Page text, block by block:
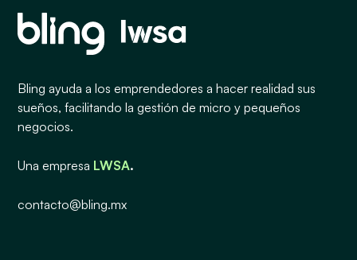
Bling ayuda a los emprendedores a hacer realidad sus
sueños, facilitando la gestión de micro y pequeños
negocios.
Una empresa LWSA.
contacto@bling.mx